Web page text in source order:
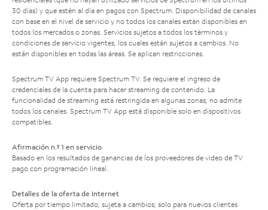
30 días) y que estén al día en pagos con Spectrum. Disponibilidad de canales
con base en el nivel de servicio y no todos los canales están disponibles en
todos los mercados o zonas. Servicios sujetos a todos los términos y
condiciones de servicio vigentes, los cuales están sujetos a cambios. No
están disponibles en todas las áreas. Se aplican restricciones.
Spectrum TV App requiere Spectrum TV. Se requiere el ingreso de
credenciales de la cuenta para hacer streaming de contenido. La
funcionalidad de streaming está restringida en algunas zonas; no admite
todos los canales. Spectrum TV App está disponible solo en dispositivos
compatibles.
Afirmación n.º 1 en servicio
Basado en los resultados de ganancias de los proveedores de video de TV
pago con programación lineal.
Detalles de la oferta de Internet
Oferta por tiempo limitado; sujeta a cambios; solo para nuevos clientes